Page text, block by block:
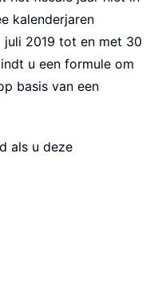
kalenderjaren
juli 2019 tot en met 30
u een formule om
basis van een
als u deze